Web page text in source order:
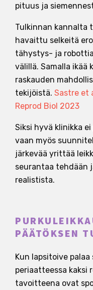
pituus ja
Tulkinnan kannalta
havaittu selkeitä
tähystys- ja
välillä. Samalla
raskauden
tekijöistä. Sastre et
Reprod Biol 2023
Siksi hyvä klinikka
vaan myös
järkevää yrittää
seurantaa tehdään
realistista.
PÄÄTÖKSEN
Kun lapsitoive
periaatteessa kaksi
tavoitteena ovat